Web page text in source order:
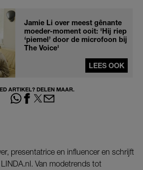
Jamie Li over meest gênante
moeder-moment ooit: 'Hij riep
‘piemel’ door de microfoon bij
The Voice'
LEES OOK
ARTIKEL? DELEN MAAR.
presentatrice en influencer en schrijft
Van modetrends tot